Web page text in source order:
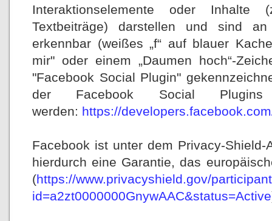
Interaktionselemente oder
Textbeiträge) darstellen und sind
erkennbar (weißes „f“ auf blauer
mir" oder einem „Daumen hoch“-
"Facebook Social Plugin"
der Facebook Social
werden: https://
Facebook ist unter dem Privacy-
hierdurch eine Garantie, das
(https://www.privacyshield.gov/
id=a2zt0000000GnywAAC&status=Active